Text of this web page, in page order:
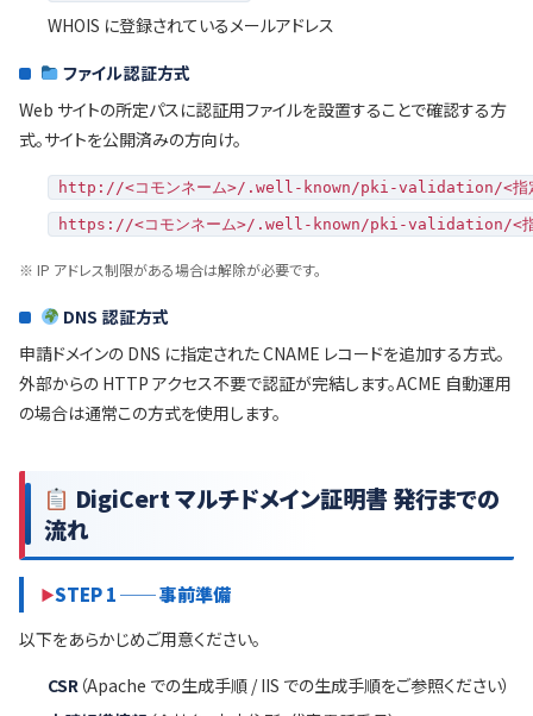
WHOIS に登録されているメールアドレス
ファイル認証方式
Web サイトの所定パスに認証用ファイルを設置することで確認する方
式。サイトを公開済みの方向け。
http://<コモンネーム>/.well-known/pki-validation/<指
https://<コモンネーム>/.well-known/pki-validation/<指
※ IP アドレス制限がある場合は解除が必要です。
DNS 認証方式
申請ドメインの DNS に指定された CNAME レコードを追加する方式。
外部からの HTTP アクセス不要で認証が完結します。ACME 自動運用
の場合は通常この方式を使用します。
DigiCert マルチドメイン証明書 発行までの
流れ
STEP 1 ── 事前準備
以下をあらかじめご用意ください。
CSR （Apache での生成手順 / IIS での生成手順をご参照ください）